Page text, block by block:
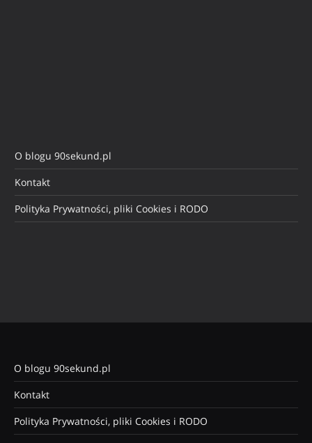
O blogu 90sekund.pl
Kontakt
Polityka Prywatności, pliki Cookies i RODO
O blogu 90sekund.pl
Kontakt
Polityka Prywatności, pliki Cookies i RODO